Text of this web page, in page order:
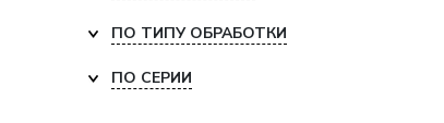
ПО ТИПУ ОБРАБОТКИ
ПО СЕРИИ